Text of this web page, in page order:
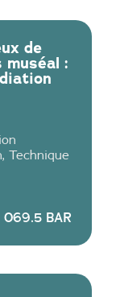
de
muséal :
, Technique
069.5 BAR